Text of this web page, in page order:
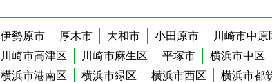
伊勢原市 厚木市 大和市 小田原市 川崎市中原
川崎市高津区
川崎市麻生区 平塚市 横浜市中区
横浜市港南区
横浜市緑区 横浜市西区 横浜市都